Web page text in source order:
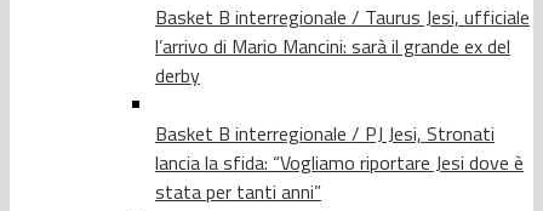
Basket B interregionale / Taurus Jesi, ufficiale
l’arrivo di Mario Mancini: sarà il grande ex del
derby
Basket B interregionale / PJ Jesi, Stronati
lancia la sfida: “Vogliamo riportare Jesi dove è
stata per tanti anni”